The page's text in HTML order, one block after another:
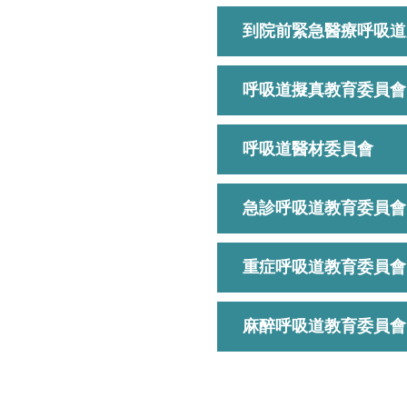
到院前緊急醫療呼吸
呼吸道擬真教育委員會
呼吸道醫材委員會
急診呼吸道教育委員會
重症呼吸道教育委員會
麻醉呼吸道教育委員會